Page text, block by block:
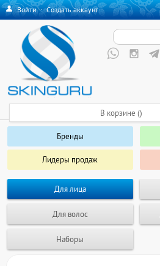
Войти·Создать аккаунт
Бренды
Лидеры продаж
Для лица
Для волос
Наборы
В корзине ()